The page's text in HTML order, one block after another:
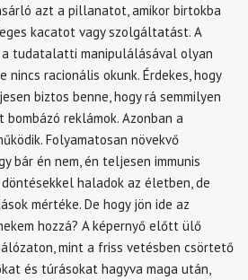
azt a pillanatot, amikor birtokba
kacatot vagy szolgáltatást. A
a tudatalatti manipulálásával olyan
nincs racionális okunk. Érdekes, hogy
biztos benne, hogy rá semmilyen
reklámok. Azonban a
Folyamatosan növekvő
bár én nem, én teljesen immunis
haladok az életben, de
mértéke. De hogy jön ide az
hozzá? A képernyő előtt ülő
mint a friss vetésben csörtető
és túrásokat hagyva maga után,